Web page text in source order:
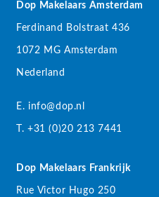
Dop Makelaars Amsterdam
Ferdinand Bolstraat 436
1072 MG Amsterdam
Nederland
E. info@dop.nl
T. +31 (0)20 213 7441
Dop Makelaars Frankrijk
Rue Victor Hugo 250